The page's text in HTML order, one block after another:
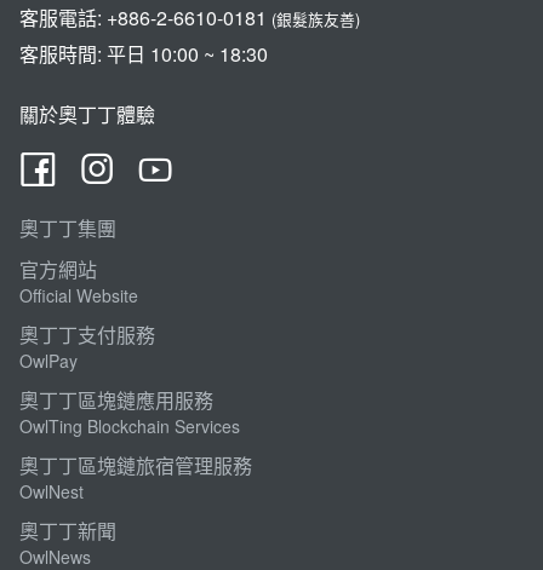
客服電話: +886-2-6610-0181 (銀髮族友善)
客服時間: 平日 10:00 ~ 18:30
關於奧丁丁體驗
奧丁丁集團
官方網站
Official Website
奧丁丁支付服務
OwlPay
奧丁丁區塊鏈應用服務
OwlTing Blockchain Services
奧丁丁區塊鏈旅宿管理服務
OwlNest
奧丁丁新聞
OwlNews